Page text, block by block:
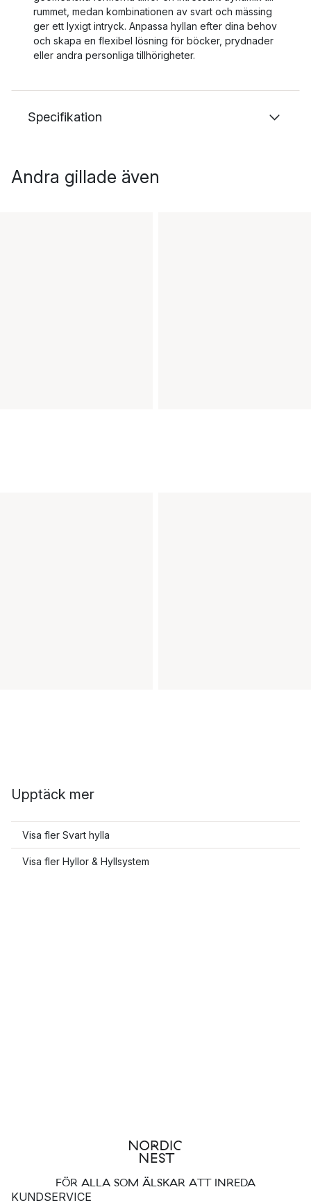
rummet, medan kombinationen av svart och mässing
ger ett lyxigt intryck. Anpassa hyllan efter dina behov
och skapa en flexibel lösning för böcker, prydnader
eller andra personliga tillhörigheter.
Specifikation
Andra gillade även
Upptäck mer
Visa fler Svart hylla
Visa fler Hyllor & Hyllsystem
FÖR ALLA SOM ÄLSKAR ATT INREDA
KUNDSERVICE